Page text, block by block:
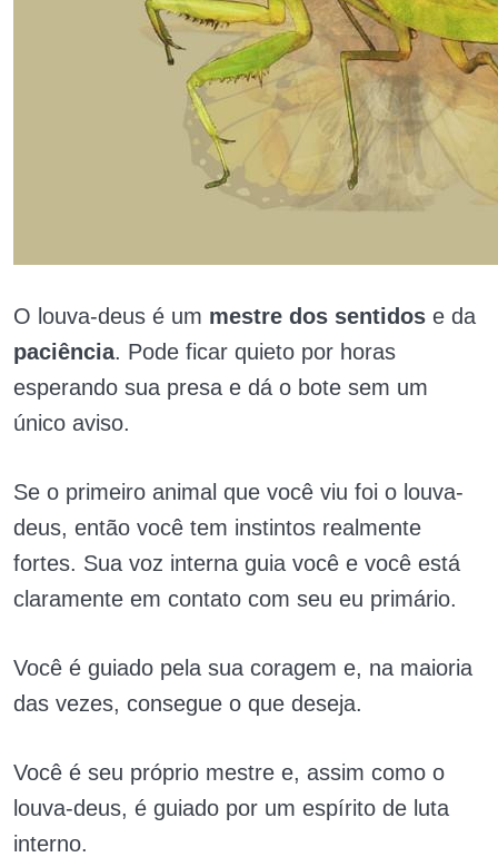
O louva-deus é um mestre dos sentidos e da
paciência. Pode ficar quieto por horas
esperando sua presa e dá o bote sem um
único aviso.
Se o primeiro animal que você viu foi o louva-
deus, então você tem instintos realmente
fortes. Sua voz interna guia você e você está
claramente em contato com seu eu primário.
Você é guiado pela sua coragem e, na maioria
das vezes, consegue o que deseja.
Você é seu próprio mestre e, assim como o
louva-deus, é guiado por um espírito de luta
interno.